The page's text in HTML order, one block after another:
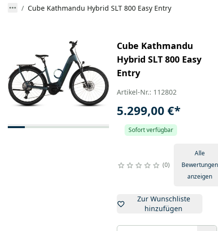
Cube Kathmandu Hybrid SLT 800 Easy Entry
Cube Kathmandu
Hybrid SLT 800 Easy
Entry
Artikel-Nr.: 112802
5.299,00 €*
Sofort verfügbar
0
Alle
Bewertungen
anzeigen
Zur Wunschliste
hinzufügen